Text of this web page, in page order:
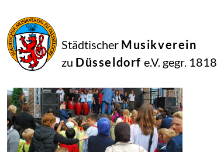
Städtischer Musikverein
zu Düsseldorf e.V. gegr. 1818
September
2014
Manfred Hill
10960